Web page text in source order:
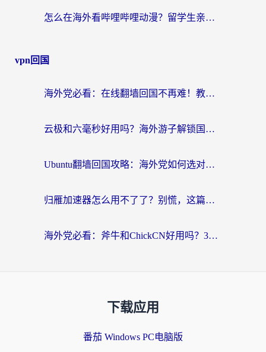
怎么在海外看哔哩哔哩动漫？留学生亲测有效的回国加速方案
vpn回国
海外党必看：在线翻墙回国不再难！教你选对加速器无缝刷国内资源
云极和六毫秒好用吗？海外游子解锁国内资源的真实答案
Ubuntu翻墙回国攻略：海外党如何选对加速器，无缝刷国内剧玩游戏？
归雁加速器怎么用不了了？别慌，这篇指南教你如何丝滑“回家”
海外党必看：斧牛和ChickCN好用吗？3款热门加速器实测+番茄加速器深度体验
下载应用
番茄 Windows PC电脑版